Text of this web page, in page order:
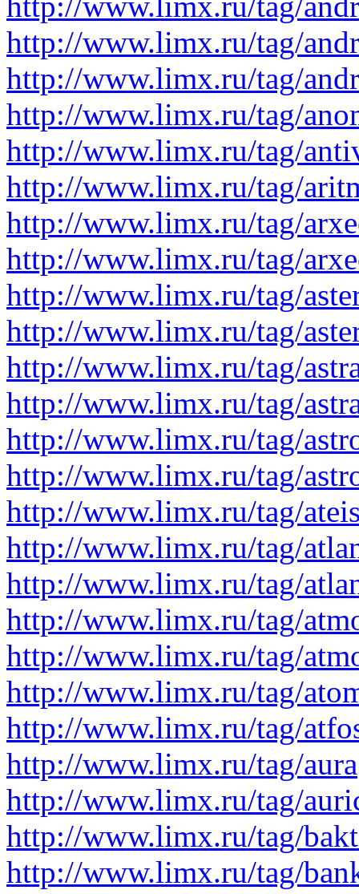
http://www.limx.ru/tag/
http://www.limx.ru/tag/
http://www.limx.ru/tag/
http://www.limx.ru/tag/
http://www.limx.ru/tag/
http://www.limx.ru/tag/
http://www.limx.ru/tag/
http://www.limx.ru/tag/
http://www.limx.ru/tag/
http://www.limx.ru/tag/
http://www.limx.ru/tag/
http://www.limx.ru/tag/
http://www.limx.ru/tag/
http://www.limx.ru/tag/
http://www.limx.ru/tag/
http://www.limx.ru/tag/
http://www.limx.ru/tag/
http://www.limx.ru/tag/
http://www.limx.ru/tag/
http://www.limx.ru/tag/
http://www.limx.ru/tag/aura
http://www.limx.ru/tag/
http://www.limx.ru/tag/
http://www.limx.ru/tag/